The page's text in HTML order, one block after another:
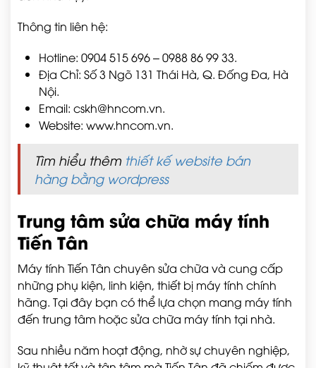
Thông tin liên hệ:
Hotline: 0904 515 696 – 0988 86 99 33.
Địa Chỉ: Số 3 Ngõ 131 Thái Hà, Q. Đống Đa, Hà
Nội.
Email: cskh@hncom.vn.
Website: www.hncom.vn.
Tìm hiểu thêm thiết kế website bán
hàng bằng wordpress
Trung tâm sửa chữa máy tính
Tiến Tân
Máy tính Tiến Tân chuyên sửa chữa và cung cấp
những phụ kiện, linh kiện, thiết bị máy tính chính
hãng. Tại đây bạn có thể lựa chọn mang máy tính
đến trung tâm hoặc sửa chữa máy tính tại nhà.
Sau nhiều năm hoạt động, nhờ sự chuyên nghiệp,